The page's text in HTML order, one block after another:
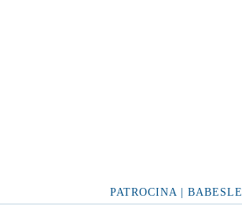
PATROCINA | BABESLE